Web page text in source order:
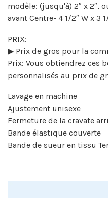
modèle: (jusqu'à) 2″ x 2″,
avant Centre- 4 1/2″ W x 3
PRIX:
▶ Prix de gros pour la
Prix: Vous obtiendrez ces
personnalisés au prix de
Lavage en machine
Ajustement unisexe
Fermeture de la cravate
Bande élastique couverte
Bande de sueur en tissu